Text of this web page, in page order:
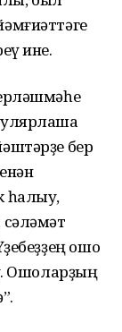
ине.
бер
һалыу,
ошо
Ошоларҙың